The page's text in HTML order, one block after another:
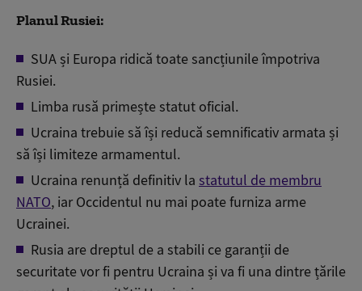
Planul Rusiei:
SUA și Europa ridică toate sancțiunile împotriva
Rusiei.
Limba rusă primește statut oficial.
Ucraina trebuie să își reducă semnificativ armata și
să își limiteze armamentul.
Ucraina renunță definitiv la statutul de membru
NATO, iar Occidentul nu mai poate furniza arme
Ucrainei.
Rusia are dreptul de a stabili ce garanții de
securitate vor fi pentru Ucraina și va fi una dintre țările